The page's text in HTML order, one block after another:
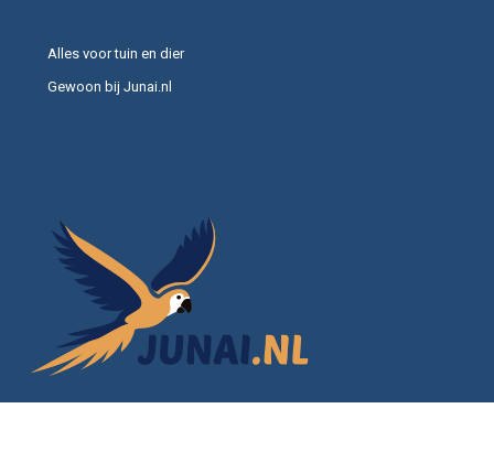
Alles voor tuin en dier
Gewoon bij Junai.nl